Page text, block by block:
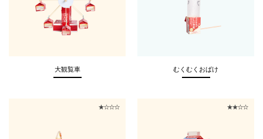
大観覧車 むくむくおばけ